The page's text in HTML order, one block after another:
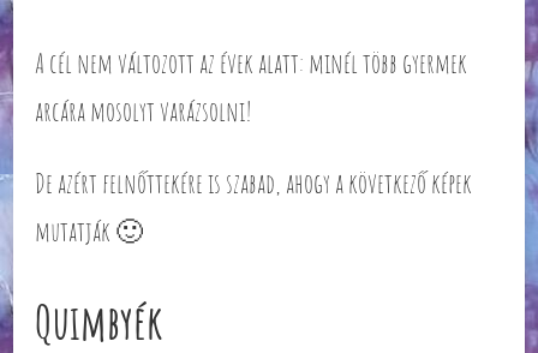
A cél nem változott az évek alatt: minél több gyermek
arcára mosolyt varázsolni!
De azért felnőttekére is szabad, ahogy a következő képek
mutatják 🙂
Quimbyék